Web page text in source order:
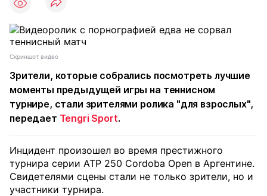
Скриншот видео
Зрители, которые собрались посмотреть лучшие
моменты предыдущей игры на теннисном
турнире, стали зрителями ролика "для взрослых",
передает Tengri Sport.
Инцидент произошел во время престижного
турнира серии ATP 250 Cordoba Open в Аргентине.
Свидетелями сцены стали не только зрители, но и
участники турнира.